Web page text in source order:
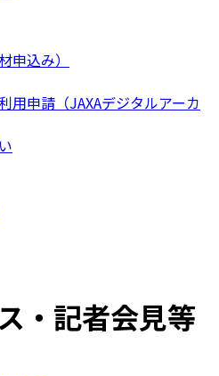
申込み）
用申請（JAXAデジタルアーカ
・記者会見等